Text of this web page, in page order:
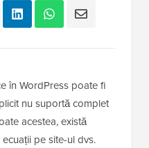
în WordPress poate fi
nu suportă complet
acestea, există
pe site-ul dvs.